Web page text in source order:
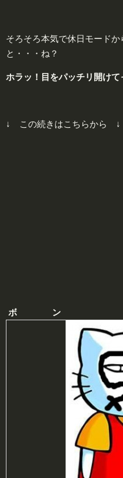
そろそろ本気で休日モード
と・・・ね？
ホラッ！ 目 をパッチリ開けて
↓ この続きはこちらから ↓
ボ ン